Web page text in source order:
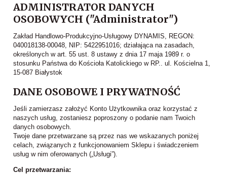
ADMINISTRATOR DANYCH
OSOBOWYCH ("Administrator")
Zakład Handlowo-Produkcyjno-Usługowy DYNAMIS, REGON:
040018138-00048, NIP: 5422951016; działająca na zasadach,
określonych w art. 55 ust. 8 ustawy z dnia 17 maja 1989 r. o
stosunku Państwa do Kościoła Katolickiego w RP.. ul. Kościelna 1,
15-087 Białystok
DANE OSOBOWE I PRYWATNOŚĆ
Jeśli zamierzasz założyć Konto Użytkownika oraz korzystać z
naszych usług, zostaniesz poproszony o podanie nam Twoich
danych osobowych.
Twoje dane przetwarzane są przez nas we wskazanych poniżej
celach, związanych z funkcjonowaniem Sklepu i świadczeniem
usług w nim oferowanych („Usługi”).
Cel przetwarzania: